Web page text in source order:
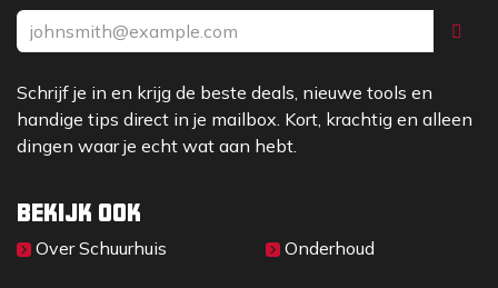
Schrijf je in en krijg de beste deals, nieuwe tools en
handige tips direct in je mailbox. Kort, krachtig en alleen
dingen waar je echt wat aan hebt.
Bekijk ook
Over Sc​huurhuis
Onderhoud